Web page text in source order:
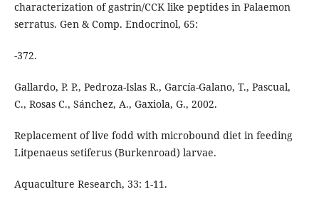
characterization of gastrin/CCK like peptides in Palaemon
serratus. Gen & Comp. Endocrinol, 65:
-372.
Gallardo, P. P., Pedroza-Islas R., García-Galano, T., Pascual,
C., Rosas C., Sánchez, A., Gaxiola, G., 2002.
Replacement of live fodd with microbound diet in feeding
Litpenaeus setiferus (Burkenroad) larvae.
Aquaculture Research, 33: 1-11.